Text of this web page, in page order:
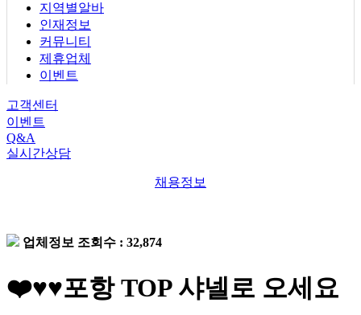
지역별알바
인재정보
커뮤니티
제휴업체
이벤트
고객센터
이벤트
Q&A
실시간상담
채용정보
업체정보 조회수 : 32,874
❤️♥♥포항 TOP 샤넬로 오세요